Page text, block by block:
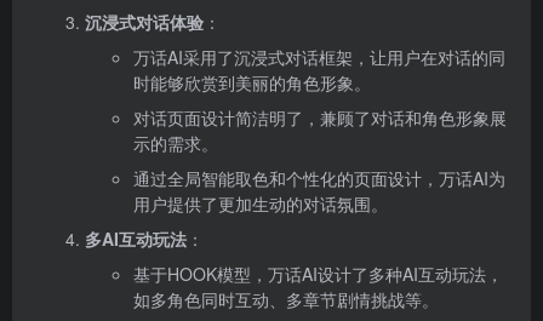
沉浸式对话体验 ：
万话AI采用了沉浸式对话框架，让用户在对话的同
时能够欣赏到美丽的角色形象。
对话页面设计简洁明了，兼顾了对话和角色形象展
示的需求。
通过全局智能取色和个性化的页面设计，万话AI为
用户提供了更加生动的对话氛围。
多AI互动玩法 ：
基于HOOK模型，万话AI设计了多种AI互动玩法，
如多角色同时互动、多章节剧情挑战等。